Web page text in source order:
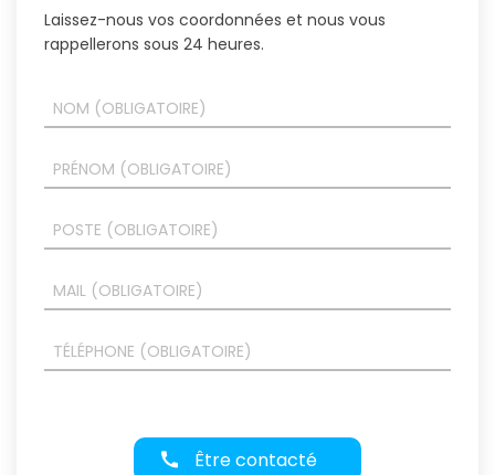
Laissez-nous vos coordonnées et nous vous
rappellerons sous 24 heures.
Être contacté